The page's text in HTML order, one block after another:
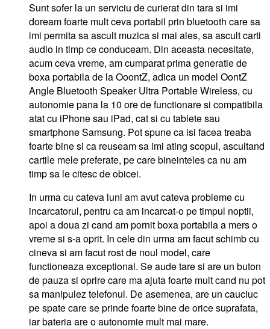
Sunt sofer la un serviciu de curierat din tara si imi
doream foarte mult ceva portabil prin bluetooth care sa
imi permita sa ascult muzica si mai ales, sa ascult carti
audio in timp ce conduceam. Din aceasta necesitate,
acum ceva vreme, am cumparat prima generatie de
boxa portabila de la OoontZ, adica un model OontZ
Angle Bluetooth Speaker Ultra Portable Wireless, cu
autonomie pana la 10 ore de functionare si compatibila
atat cu iPhone sau iPad, cat si cu tablete sau
smartphone Samsung. Pot spune ca isi facea treaba
foarte bine si ca reuseam sa imi ating scopul, ascultand
cartile mele preferate, pe care bineinteles ca nu am
timp sa le citesc de obicei.
In urma cu cateva luni am avut cateva probleme cu
incarcatorul, pentru ca am incarcat-o pe timpul noptii,
apoi a doua zi cand am pornit boxa portabila a mers o
vreme si s-a oprit. In cele din urma am facut schimb cu
cineva si am facut rost de noul model, care
functioneaza exceptional. Se aude tare si are un buton
de pauza si oprire care ma ajuta foarte mult cand nu pot
sa manipulez telefonul. De asemenea, are un cauciuc
pe spate care se prinde foarte bine de orice suprafata,
iar bateria are o autonomie mult mai mare.